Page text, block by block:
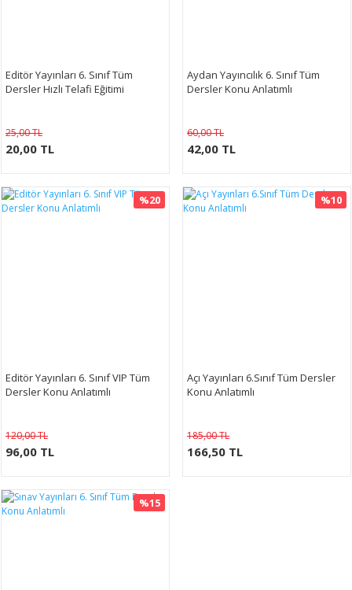
Editör Yayınları 6. Sınıf Tüm
Dersler Hızlı Telafi Eğitimi
25,00 TL
20,00 TL
Aydan Yayıncılık 6. Sınıf Tüm
Dersler Konu Anlatımlı
60,00 TL
42,00 TL
%20
Editör Yayınları 6. Sınıf VIP Tüm
Dersler Konu Anlatımlı
120,00 TL
96,00 TL
%10
Açı Yayınları 6.Sınıf Tüm Dersler
Konu Anlatımlı
185,00 TL
166,50 TL
%15